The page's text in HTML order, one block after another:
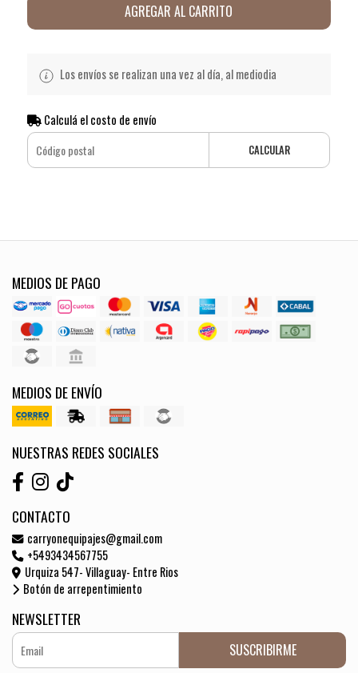
AGREGAR AL CARRITO
Los envíos se realizan una vez al día, al mediodia
Calculá el costo de envío
CALCULAR
MEDIOS DE PAGO
MEDIOS DE ENVÍO
NUESTRAS REDES SOCIALES
CONTACTO
carryonequipajes@gmail.com
+5493434567755
Urquiza 547- Villaguay- Entre Rios
Botón de arrepentimiento
NEWSLETTER
SUSCRIBIRME